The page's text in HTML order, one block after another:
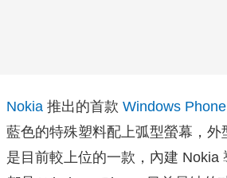
Nokia 推出的首款 Windows Phone
藍色的特殊塑料配上弧型螢幕，
是目前較上位的一款，內建 Nokia